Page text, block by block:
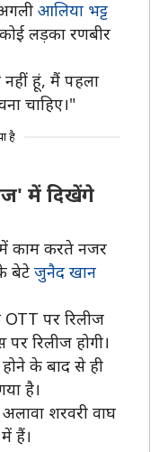
आलिया भट्ट
लड़का रणबीर
हूं, मैं पहला
चाहिए।"
है
में दिखेंगे
काम करते नजर
बेटे जुनैद खान
OTT पर रिलीज
रिलीज होगी।
के बाद से ही
है।
शरवरी वाघ
हैं।